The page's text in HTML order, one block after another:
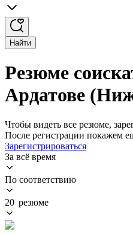
Найти
Резюме
Ардатове
Чтобы видеть все резюме,
После регистрации покажем
Зарегистрироваться
За всё время
По соответствию
20 резюме